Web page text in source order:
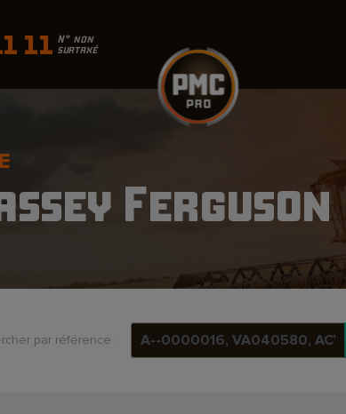
11 N° non
surtaxé
Ferguson
par référence :